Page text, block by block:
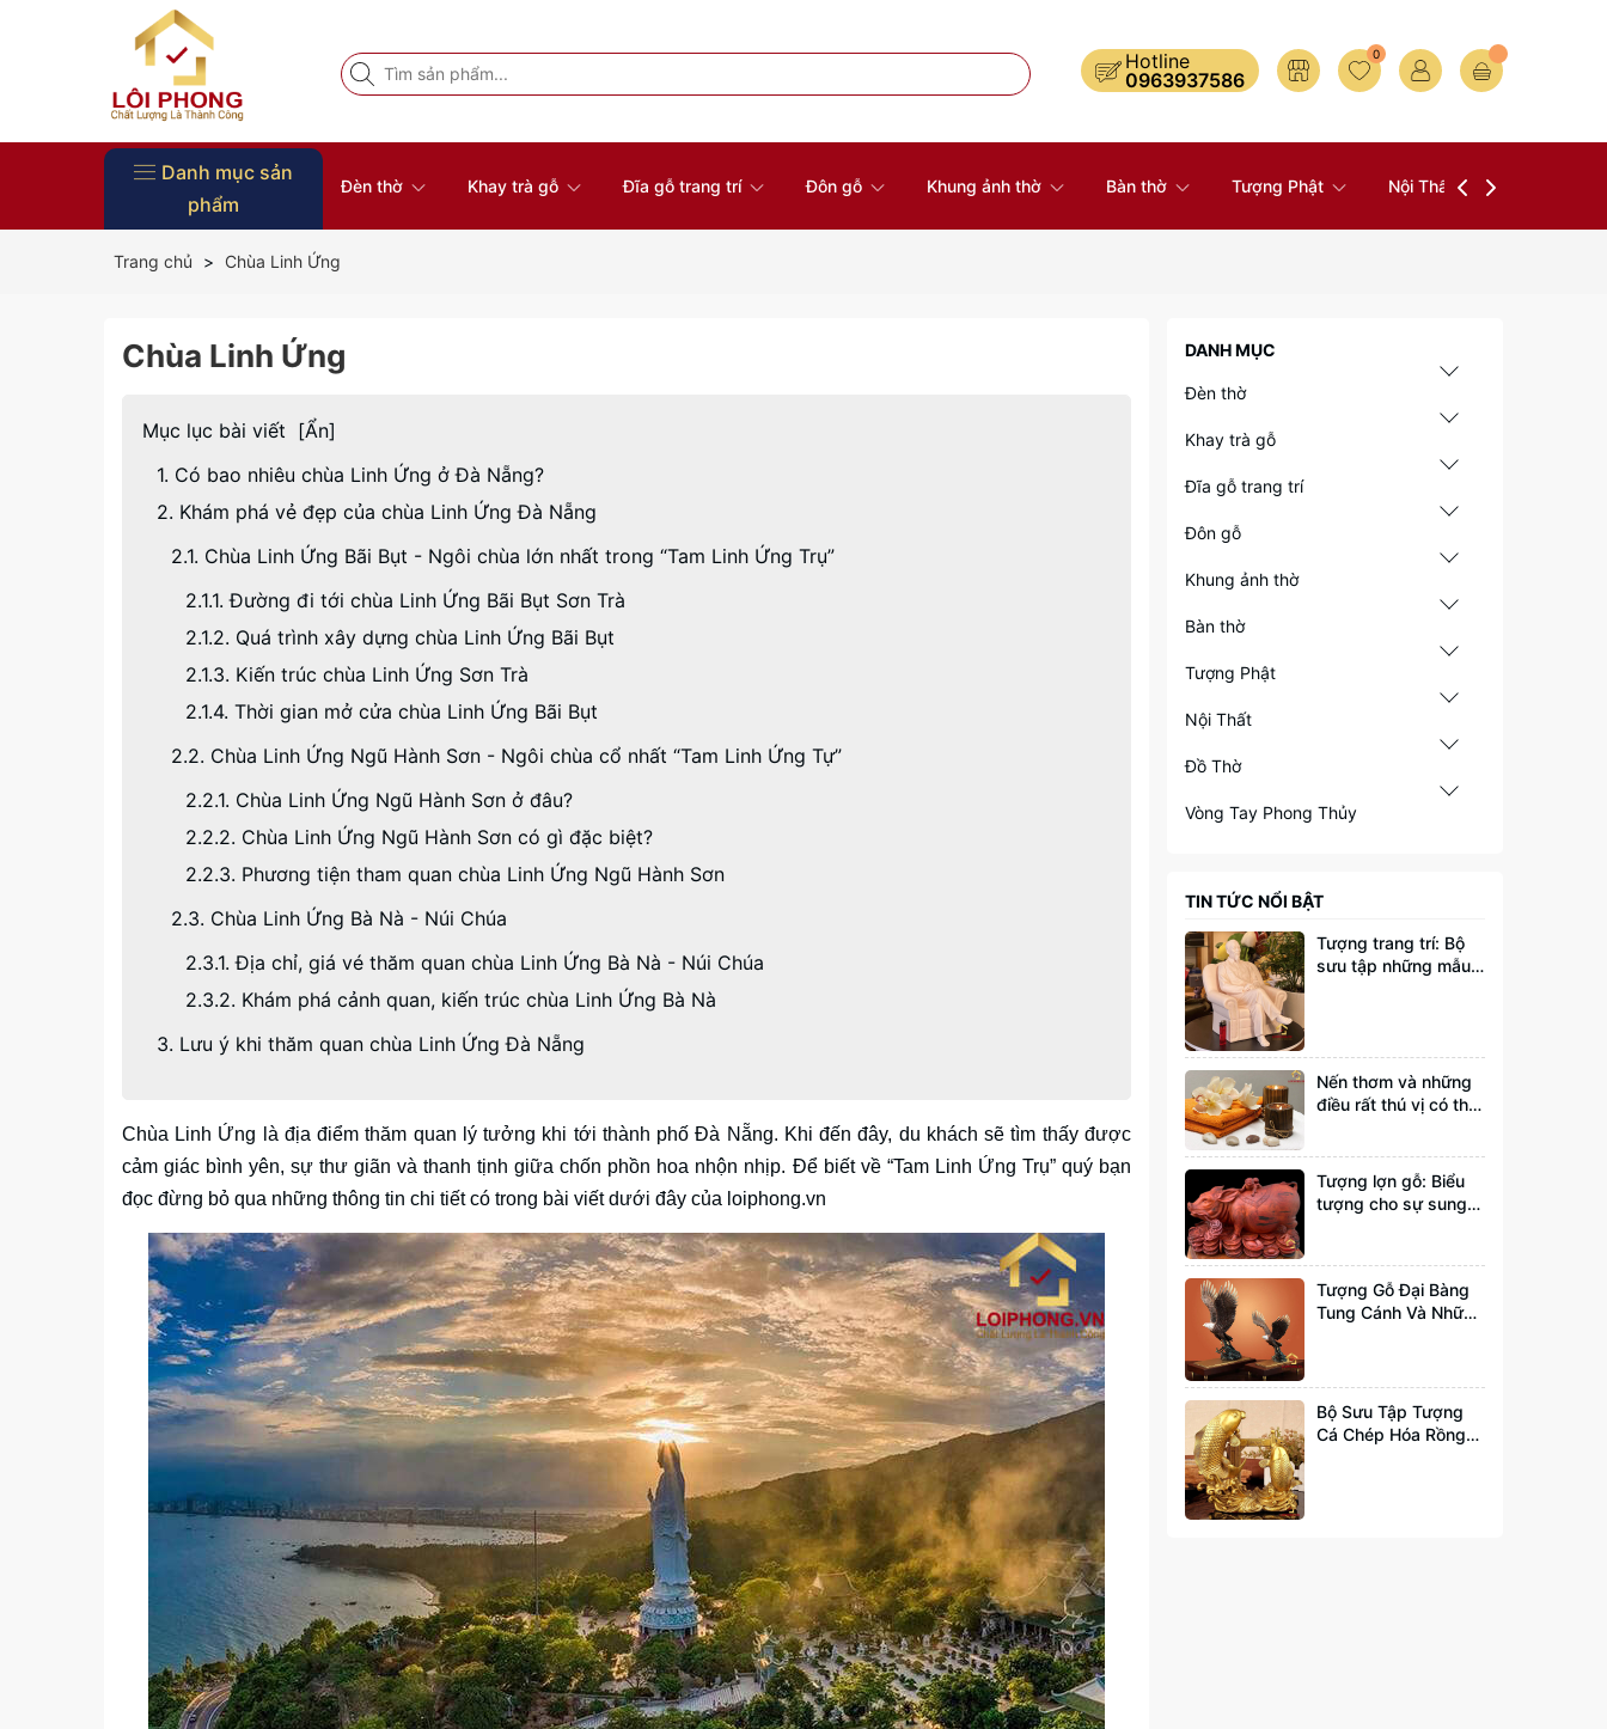
Hotline
0963937586
0
Danh mục sản
phẩm
Đèn thờ Khay trà gỗ Đĩa gỗ trang trí Đôn gỗ Khung ảnh thờ Bàn thờ Tượng Phật Nội Thất
Trang chủ Chùa Linh Ứng
Chùa Linh Ứng
Mục lục bài viết [Ẩn]
1. Có bao nhiêu chùa Linh Ứng ở Đà Nẵng?
2. Khám phá vẻ đẹp của chùa Linh Ứng Đà Nẵng
2.1. Chùa Linh Ứng Bãi Bụt - Ngôi chùa lớn nhất trong “Tam Linh Ứng Trụ”
2.1.1. Đường đi tới chùa Linh Ứng Bãi Bụt Sơn Trà
2.1.2. Quá trình xây dựng chùa Linh Ứng Bãi Bụt
2.1.3. Kiến trúc chùa Linh Ứng Sơn Trà
2.1.4. Thời gian mở cửa chùa Linh Ứng Bãi Bụt
2.2. Chùa Linh Ứng Ngũ Hành Sơn - Ngôi chùa cổ nhất “Tam Linh Ứng Tự”
2.2.1. Chùa Linh Ứng Ngũ Hành Sơn ở đâu?
2.2.2. Chùa Linh Ứng Ngũ Hành Sơn có gì đặc biệt?
2.2.3. Phương tiện tham quan chùa Linh Ứng Ngũ Hành Sơn
2.3. Chùa Linh Ứng Bà Nà - Núi Chúa
2.3.1. Địa chỉ, giá vé thăm quan chùa Linh Ứng Bà Nà - Núi Chúa
2.3.2. Khám phá cảnh quan, kiến trúc chùa Linh Ứng Bà Nà
3. Lưu ý khi thăm quan chùa Linh Ứng Đà Nẵng
Chùa Linh Ứng là địa điểm thăm quan lý tưởng khi tới thành phố Đà Nẵng. Khi đến đây, du khách sẽ tìm thấy được
cảm giác bình yên, sự thư giãn và thanh tịnh giữa chốn phồn hoa nhộn nhịp. Để biết về “Tam Linh Ứng Trụ” quý bạn
đọc đừng bỏ qua những thông tin chi tiết có trong bài viết dưới đây của loiphong.vn
DANH MỤC
Đèn thờ
Khay trà gỗ
Đĩa gỗ trang trí
Đôn gỗ
Khung ảnh thờ
Bàn thờ
Tượng Phật
Nội Thất
Đồ Thờ
Vòng Tay Phong Thủy
TIN TỨC NỔI BẬT
Tượng trang trí: Bộ
sưu tập những mẫu
Nến thơm và những
điều rất thú vị có thể
Tượng lợn gỗ: Biểu
tượng cho sự sung
Tượng Gỗ Đại Bàng
Tung Cánh Và Những
Bộ Sưu Tập Tượng
Cá Chép Hóa Rồng